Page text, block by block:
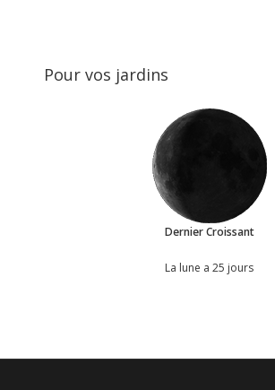
Pour vos jardins
Dernier Croissant
La lune a 25 jours